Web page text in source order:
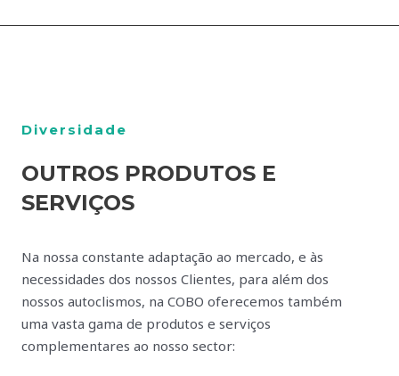
Diversidade
OUTROS PRODUTOS E
SERVIÇOS
Na nossa constante adaptação ao mercado, e às
necessidades dos nossos Clientes, para além dos
nossos autoclismos, na COBO oferecemos também
uma vasta gama de produtos e serviços
complementares ao nosso sector: